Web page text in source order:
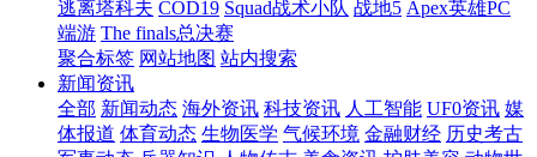
逃离塔科夫 COD19 Squad战术小队 战地5 Apex英雄PC
端游 The finals总决赛
聚合标签 网站地图 站内搜索
新闻资讯
全部 新闻动态 海外资讯 科技资讯 人工智能 UF0资讯 媒
体报道 体育动态 生物医学 气候环境 金融财经 历史考古